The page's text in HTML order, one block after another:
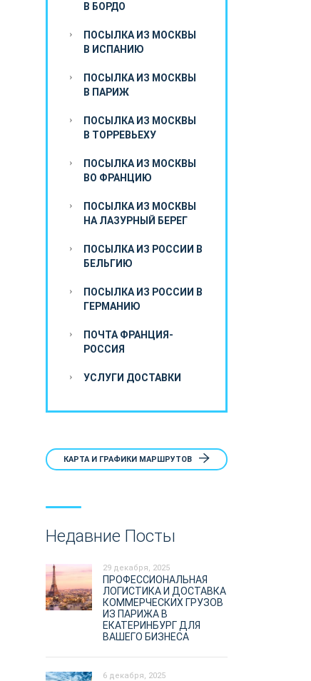
В БОРДО
ПОСЫЛКА ИЗ МОСКВЫ
В ИСПАНИЮ
ПОСЫЛКА ИЗ МОСКВЫ
В ПАРИЖ
ПОСЫЛКА ИЗ МОСКВЫ
В ТОРРЕВЬЕХУ
ПОСЫЛКА ИЗ МОСКВЫ
ВО ФРАНЦИЮ
ПОСЫЛКА ИЗ МОСКВЫ
НА ЛАЗУРНЫЙ БЕРЕГ
ПОСЫЛКА ИЗ РОССИИ В
БЕЛЬГИЮ
ПОСЫЛКА ИЗ РОССИИ В
ГЕРМАНИЮ
ПОЧТА ФРАНЦИЯ-
РОССИЯ
УСЛУГИ ДОСТАВКИ
КАРТА И ГРАФИКИ МАРШРУТОВ
Недавние Посты
29 декабря, 2025
ПРОФЕССИОНАЛЬНАЯ
ЛОГИСТИКА И ДОСТАВКА
КОММЕРЧЕСКИХ ГРУЗОВ
ИЗ ПАРИЖА В
ЕКАТЕРИНБУРГ ДЛЯ
ВАШЕГО БИЗНЕСА
6 декабря, 2025